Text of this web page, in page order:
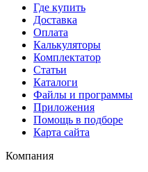
Где купить
Доставка
Оплата
Калькуляторы
Комплектатор
Статьи
Каталоги
Файлы и программы
Приложения
Помощь в подборе
Карта сайта
Компания